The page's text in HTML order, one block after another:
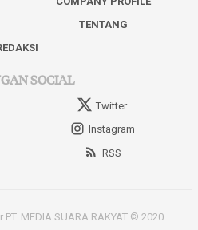
TENTANG
SOCIAL
Twitter
Instagram
RSS
MEDIA SUARA RAKYAT © 2020